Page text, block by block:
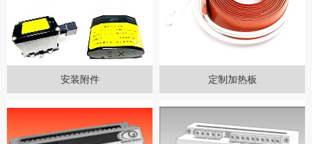
安装附件 定制加热板